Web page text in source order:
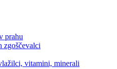
prahu
zgoščevalci
vitamini, minerali